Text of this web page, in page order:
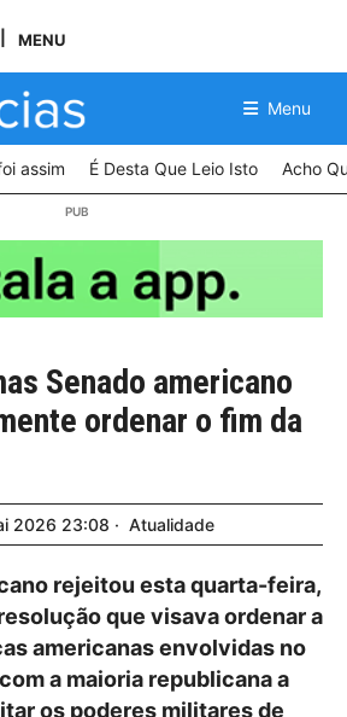
MENU
Menu
assim É Desta Que Leio Isto Acho
Senado americano
ordenar o fim da
2026 23:08 Atualidade
rejeitou esta quarta-feira,
que visava ordenar a
americanas envolvidas no
a maioria republicana a
os poderes militares de